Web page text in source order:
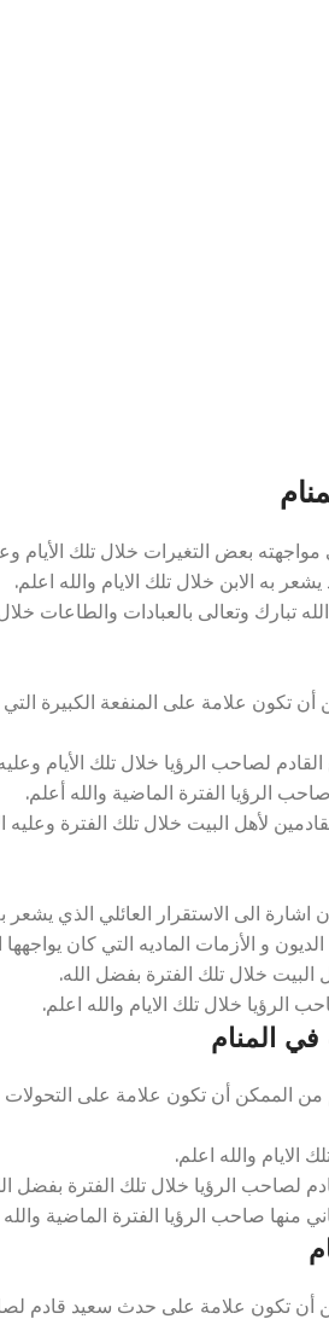
بعض التغيرات خلال تلك الأيام
به الابن خلال تلك الايام والله اعلم.
تبارك وتعالى بالعبادات والطاعات
تكون علامة على المنفعة الكبيرة
لصاحب الرؤيا خلال تلك الأيام
الرؤيا الفترة الماضية والله أعلم.
لأهل البيت خلال تلك الفترة وعليه
الى الاستقرار العائلي الذي يشعر
و الأزمات الماديه التي كان يواجهها
البيت خلال تلك الفترة بفضل الله.
خلال تلك الايام والله اعلم.
المنام
أن تكون علامة على التحولات
الايام والله اعلم.
لصاحب الرؤيا خلال تلك الفترة بفضل
صاحب الرؤيا الفترة الماضية والله
تكون علامة على حدث سعيد قادم